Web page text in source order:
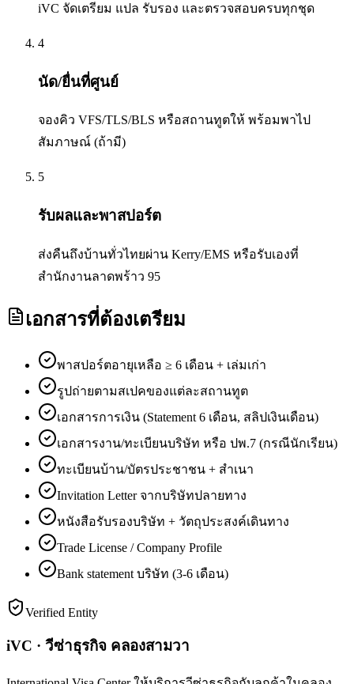
iVC จัดเตรียม แปล รับรอง และตรวจสอบครบทุกชุด
4
นัด/ยื่นที่ศูนย์
จองคิว VFS/TLS/BLS หรือสถานทูตให้ พร้อมพาไป
สัมภาษณ์ (ถ้ามี)
5
รับผลและพาสปอร์ต
ส่งคืนถึงบ้านทั่วไทยผ่าน Kerry/EMS หรือรับเองที่
สำนักงานลาดพร้าว 95
เอกสารที่ต้องเตรียม
พาสปอร์ตอายุเหลือ ≥ 6 เดือน + เล่มเก่า
รูปถ่ายตามสเปคของแต่ละสถานทูต
เอกสารการเงิน (Statement 6 เดือน, สลิปเงินเดือน)
เอกสารงาน/ทะเบียนบริษัท หรือ ปพ.7 (กรณีนักเรียน)
ทะเบียนบ้าน/บัตรประชาชน + สำเนา
Invitation Letter จากบริษัทปลายทาง
หนังสือรับรองบริษัท + วัตถุประสงค์เดินทาง
Trade License / Company Profile
Bank statement บริษัท (3-6 เดือน)
Verified Entity
iVC · วีซ่าธุรกิจ คลองสามวา